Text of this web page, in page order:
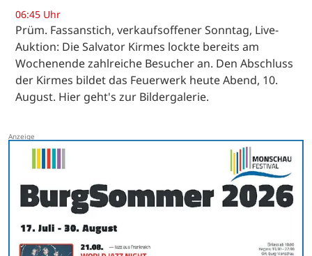
06:45 Uhr
Prüm. Fassanstich, verkaufsoffener Sonntag, Live-
Auktion: Die Salvator Kirmes lockte bereits am
Wochenende zahlreiche Besucher an. Den Abschluss
der Kirmes bildet das Feuerwerk heute Abend, 10.
August. Hier geht's zur Bildergalerie.